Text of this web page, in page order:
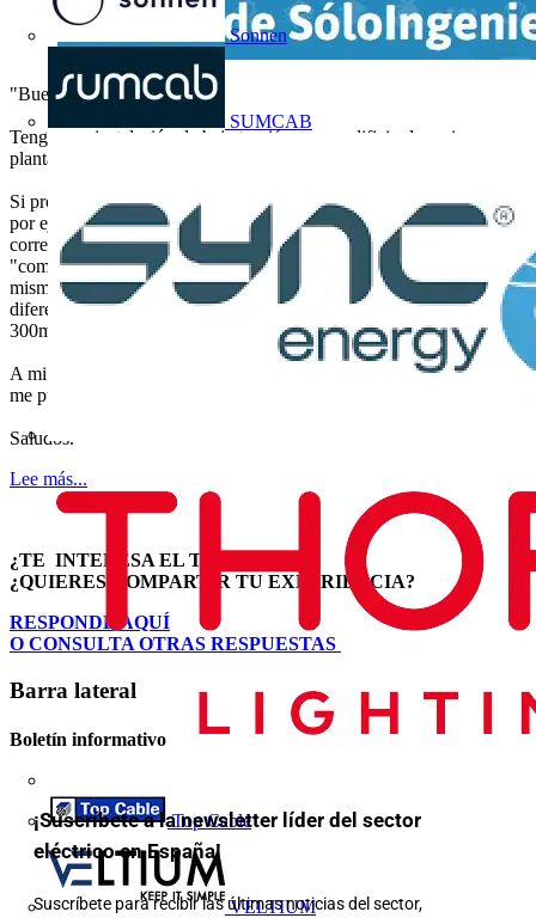
Sonnen
SUMCAB
Top Cable
VELTIUM
"Buenos días a todos:
Tengo una instalación de baja tensión en un edificio de varias
plantas, con subcuadros independientes.
Si provocamos a propósito una fuga en un circuito dependiente de,
por ejemplo, el subcuadro de la planta 4, salta el diferencial
correspondiente, aparte de dos o tres diferenciales mas, repartidos
"como Dios les dió a entender" en otros subcuadros, tanto de la
misma planta como de plantas y subcuadros distintos. Los
diferenciales que saltan son MerlinGerin, normales, SI, de 30mA, de
300mA... Vamos, que yo no le veo un "patrón".
A mi no se me ocurre un motivo racional para esto, a ver si alguien
me puede guiar un poco.
Saludos."
Lee más...
¿TE INTERESA EL TEMA?
¿QUIERES COMPARTIR TU EXPERIENCIA?
RESPONDE AQUÍ
O CONSULTA OTRAS RESPUESTAS
Barra lateral
Boletín informativo
¡Suscríbete a la newsletter líder del sector
eléctrico en España!
Suscríbete para recibir las últimas noticias del sector,